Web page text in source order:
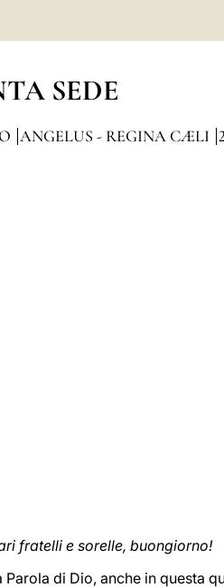
SEDE
ANGELUS - REGINA CÆLI
fratelli e sorelle, buongiorno!
Parola di Dio, anche in questa